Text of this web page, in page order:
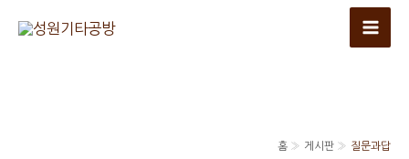
홈 게시판 질문과답